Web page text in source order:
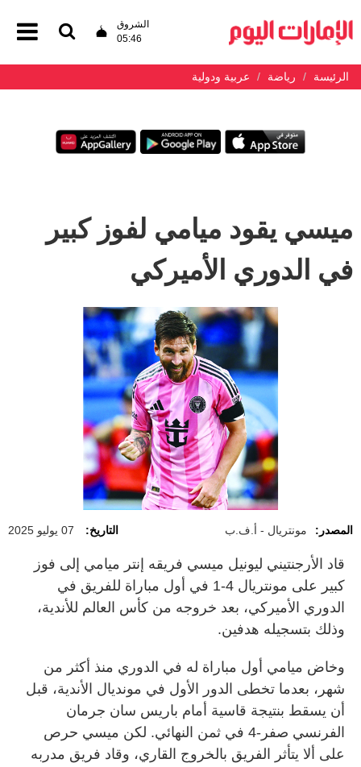
الشروق
05:46
الرئيسة رياضة عربية ودولية
ميسي يقود ميامي لفوز كبير
في الدوري الأميركي
المصدر: مونتريال - أ.ف.ب التاريخ: 07 يوليو 2025
قاد الأرجنتيني ليونيل ميسي فريقه إنتر ميامي إلى فوز
كبير على مونتريال 4-1 في أول مباراة للفريق في
الدوري الأميركي، بعد خروجه من كأس العالم للأندية،
وذلك بتسجيله هدفين.
وخاض ميامي أول مباراة له في الدوري منذ أكثر من
شهر، بعدما تخطى الدور الأول في مونديال الأندية، قبل
أن يسقط بنتيجة قاسية أمام باريس سان جرمان
الفرنسي صفر-4 في ثمن النهائي. لكن ميسي حرص
على ألا يتأثر الفريق بالخروج القاري، وقاد فريق مدربه